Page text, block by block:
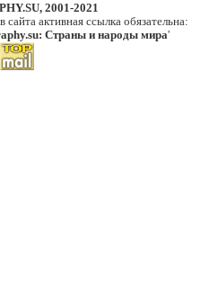
2001-2021
активная ссылка обязательна:
Страны и народы мира'